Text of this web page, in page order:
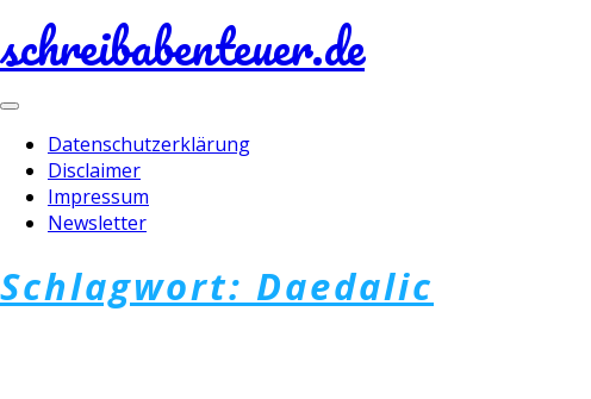
schreibabenteuer.de
Toggle
Datenschutzerklärung
Disclaimer
Impressum
Newsletter
Schlagwort: Daedalic